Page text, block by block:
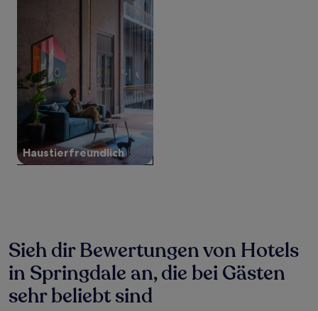
Preise
Verfügbarkeiten
können
ändern.
können
zusätzliche
Bedingungen
Haustier­freundlich
Sieh dir Bewertungen von Hotels
in Springdale an, die bei Gästen
sehr beliebt sind